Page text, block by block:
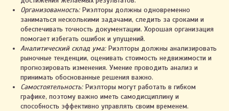
Организованность: Риэлторы должны одновременно
заниматься несколькими задачами, следить за сроками и
обеспечивать точность документации. Хорошая организация
помогает избегать ошибок и упущений.
Аналитический склад ума: Риэлторы должны анализировать
рыночные тенденции, оценивать стоимость недвижимости и
прогнозировать изменения. Умение проводить анализ и
принимать обоснованные решения важно.
Самостоятельность:Риэлторы могут работать в гибком
графике, поэтому важно иметь самодисциплину и
способность эффективно управлять своим временем.